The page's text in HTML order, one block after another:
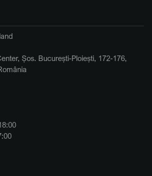
Șos. București-Ploiești, 172-176,